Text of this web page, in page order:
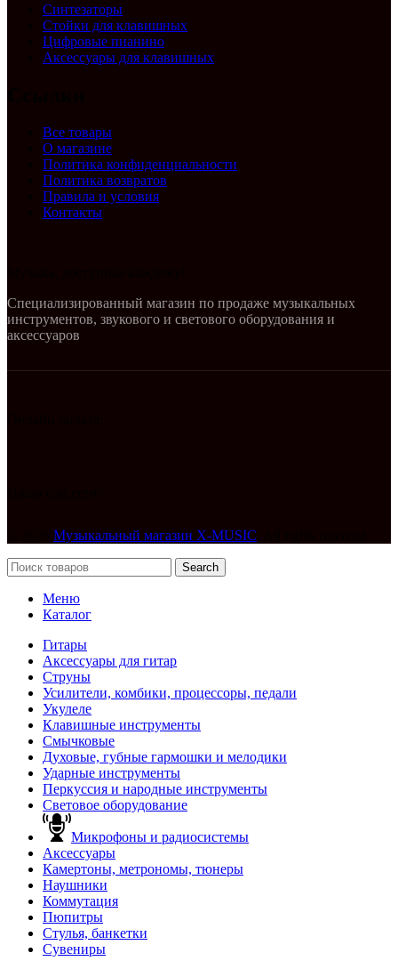
Синтезаторы
Стойки для клавишных
Цифровые пианино
Аксессуары для клавишных
Все товары
О магазине
Политика конфиденциальности
Политика возвратов
Правила и условия
Контакты
Специализированный магазин по продаже музыкальных
инструментов, звукового и светового оборудования и
аксессуаров
Музыкальный магазин X-MUSIC
Search
Меню
Каталог
Гитары
Аксессуары для гитар
Струны
Усилители, комбики, процессоры, педали
Укулеле
Клавишные инструменты
Смычковые
Духовые, губные гармошки и мелодики
Ударные инструменты
Перкуссия и народные инструменты
Световое оборудование
Микрофоны и радиосистемы
Аксессуары
Камертоны, метрономы, тюнеры
Наушники
Коммутация
Пюпитры
Стулья, банкетки
Сувениры